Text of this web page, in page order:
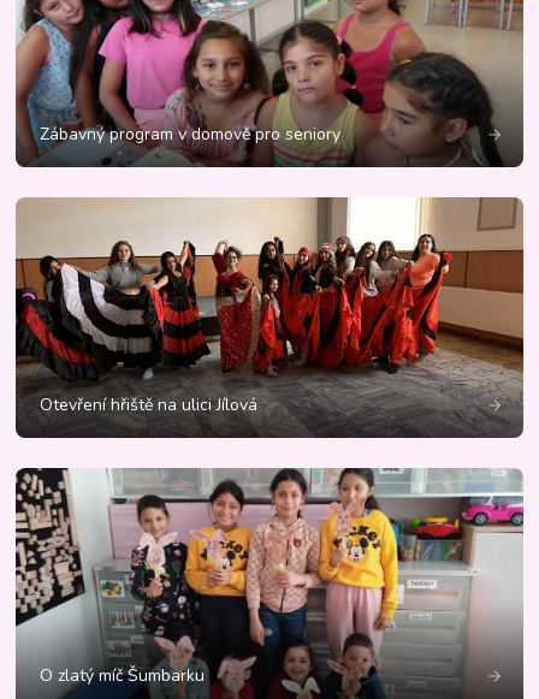
Zábavný program v domově pro seniory
Otevření hřiště na ulici Jílová
O zlatý míč Šumbarku